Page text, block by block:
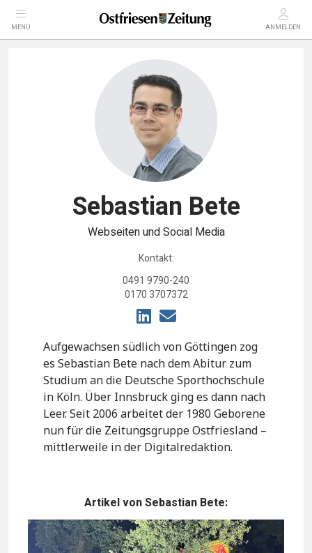
MENÜ ANMELDEN
Sebastian Bete
Webseiten und Social Media
Kontakt:
0491 9790-240
0170 3707372
Aufgewachsen südlich von Göttingen zog
es Sebastian Bete nach dem Abitur zum
Studium an die Deutsche Sporthochschule
in Köln. Über Innsbruck ging es dann nach
Leer. Seit 2006 arbeitet der 1980 Geborene
nun für die Zeitungsgruppe Ostfriesland –
mittlerweile in der Digitalredaktion.
Artikel von Sebastian Bete: